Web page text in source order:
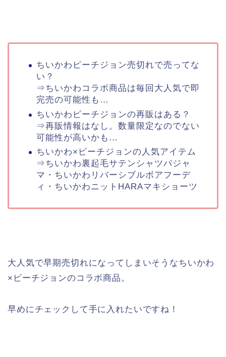
ちいかわピーチジョン売切れで売ってな
い？
⇒ちいかわコラボ商品は毎回大人気で即
完売の可能性も…
ちいかわピーチジョンの再販はある？
⇒再販情報はなし。数量限定なのでない
可能性が高いかも…
ちいかわ×ピーチジョンの人気アイテム
⇒ちいかわ裏起毛サテンシャツパジャ
マ・ちいかわリバーシブルボアフーデ
ィ・ちいかわニットHARAマキショーツ
大人気で早期売切れになってしまいそうなちいかわ
×ピーチジョンのコラボ商品。
早めにチェックして手に入れたいですね！